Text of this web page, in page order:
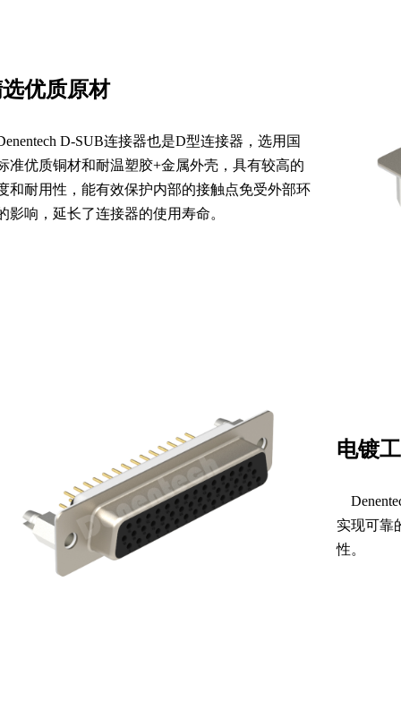
优质原材
D-SUB连接器也是D型连接器，选用国
准优质铜材和耐温塑胶+金属外壳，具有较高的
和耐用性，能有效保护内部的接触点免受外部环
影响，延长了连接器的使用寿命。
电镀
实现可靠
性。